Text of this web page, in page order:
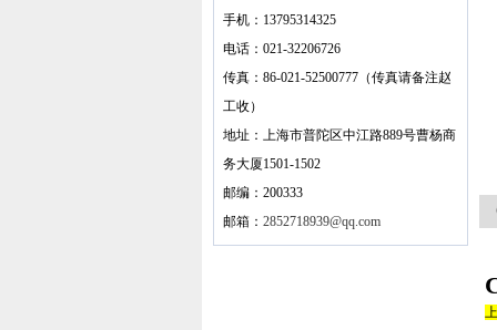
手机：13795314325
电话：021-32206726
传真：86-021-52500777（传真请备注赵
工收）
地址：上海市普陀区中江路889号曹杨商
务大厦1501-1502
邮编：200333
邮箱： 2852718939@qq.com